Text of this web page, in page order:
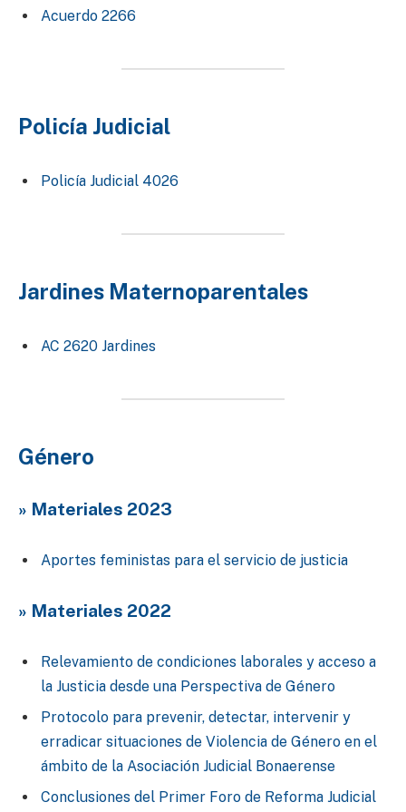
Acuerdo 2266
Policía Judicial
Policía Judicial 4026
Jardines Maternoparentales
AC 2620 Jardines
Género
» Materiales 2023
Aportes feministas para el servicio de justicia
» Materiales 2022
Relevamiento de condiciones laborales y acceso a
la Justicia desde una Perspectiva de Género
Protocolo para prevenir, detectar, intervenir y
erradicar situaciones de Violencia de Género en el
ámbito de la Asociación Judicial Bonaerense
Conclusiones del Primer Foro de Reforma Judicial